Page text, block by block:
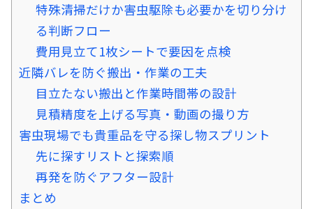
特殊清掃だけか害虫駆除も必要かを切り分け
る判断フロー
費用見立て1枚シートで要因を点検
近隣バレを防ぐ搬出・作業の工夫
目立たない搬出と作業時間帯の設計
見積精度を上げる写真・動画の撮り方
害虫現場でも貴重品を守る探し物スプリント
先に探すリストと探索順
再発を防ぐアフター設計
まとめ